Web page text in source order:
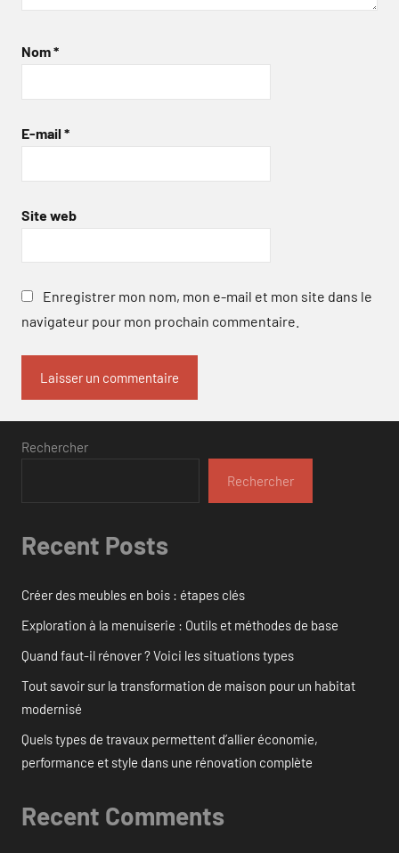
Nom*
E-mail *
Site web
Enregistrer mon nom, mon e-mail et mon site dans le
navigateur pour mon prochain commentaire.
Rechercher
Rechercher
Recent Posts
Créer des meubles en bois : étapes clés
Exploration à la menuiserie : Outils et méthodes de base
Quand faut-il rénover ? Voici les situations types
Tout savoir sur la transformation de maison pour un habitat
modernisé
Quels types de travaux permettent d’allier économie,
performance et style dans une rénovation complète
Recent Comments